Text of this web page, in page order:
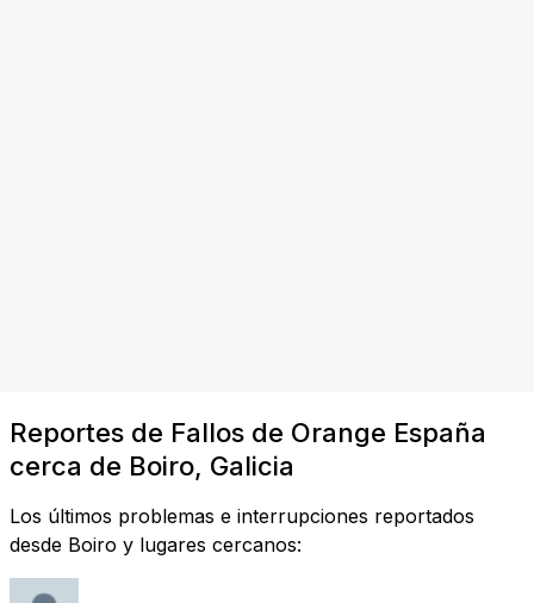
Reportes de Fallos de Orange España
cerca de Boiro, Galicia
Los últimos problemas e interrupciones reportados
desde Boiro y lugares cercanos: